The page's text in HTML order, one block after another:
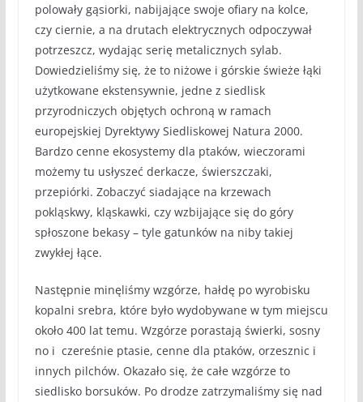
polowały gąsiorki, nabijające swoje ofiary na kolce,
czy ciernie, a na drutach elektrycznych odpoczywał
potrzeszcz, wydając serię metalicznych sylab.
Dowiedzieliśmy się, że to niżowe i górskie świeże łąki
użytkowane ekstensywnie, jedne z siedlisk
przyrodniczych objętych ochroną w ramach
europejskiej Dyrektywy Siedliskowej Natura 2000.
Bardzo cenne ekosystemy dla ptaków, wieczorami
możemy tu usłyszeć derkacze, świerszczaki,
przepiórki. Zobaczyć siadające na krzewach
pokląskwy, kląskawki, czy wzbijające się do góry
spłoszone bekasy – tyle gatunków na niby takiej
zwykłej łące.
Następnie minęliśmy wzgórze, hałdę po wyrobisku
kopalni srebra, które było wydobywane w tym miejscu
około 400 lat temu. Wzgórze porastają świerki, sosny
no i czereśnie ptasie, cenne dla ptaków, orzesznic i
innych pilchów. Okazało się, że całe wzgórze to
siedlisko borsuków. Po drodze zatrzymaliśmy się nad